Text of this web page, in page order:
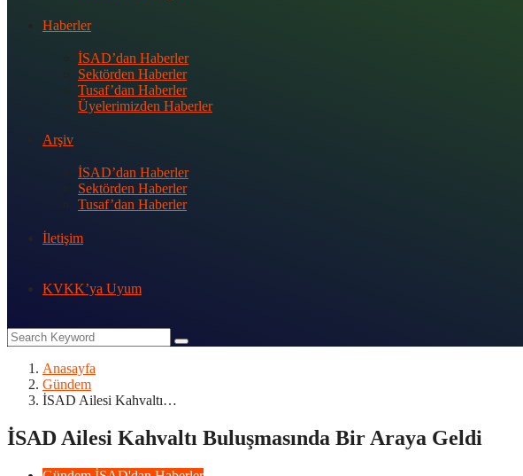
Haberler
İSAD’dan Haberler
Sektörden Haberler
Tusaf’dan Haberler
Üyelerimizden Haberler
Arşiv
İSAD’dan Haberler
Sektörden Haberler
Tusaf’dan Haberler
İletişim
KVKK’ya Uyum
Anasayfa
Gündem
İSAD Ailesi Kahvaltı…
İSAD Ailesi Kahvaltı Buluşmasında Bir Araya Geldi